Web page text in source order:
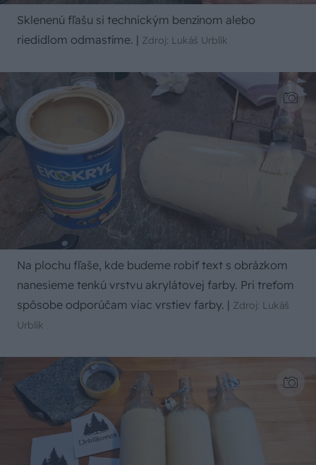
Sklenenú fľašu si technickým benzínom alebo
riedidlom odmastíme. | Zdroj: Lukáš Urblík
Na plochu fľaše, kde budeme robiť text s obrázkom
nanesieme tenkú vrstvu akrylátovej farby. Pri treťom
spôsobe odporúčam viac vrstiev farby. | Zdroj: Lukáš
Urblík